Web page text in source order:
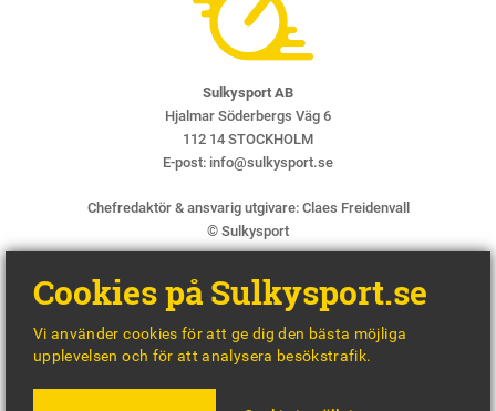
Sulkysport AB
Hjalmar Söderbergs Väg 6
112 14 STOCKHOLM
E-post: info@sulkysport.se
Chefredaktör & ansvarig utgivare: Claes Freidenvall
© Sulkysport
Cookies på Sulkysport.se
Vi använder cookies för att ge dig den bästa möjliga
upplevelsen och för att analysera besökstrafik.